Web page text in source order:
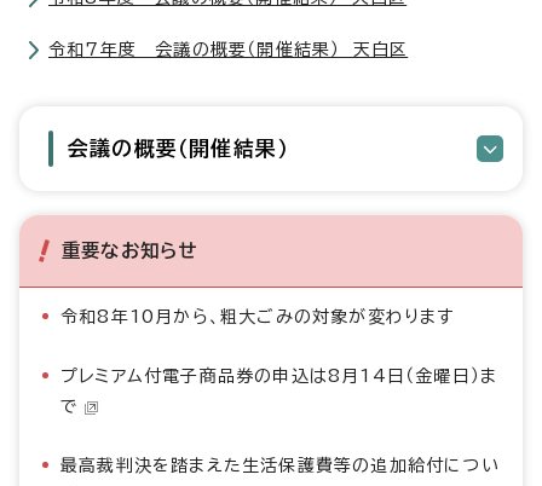
令和7年度 会議の概要（開催結果） 天白区
会議の概要（開催結果）
重要なお知らせ
令和8年10月から、粗大ごみの対象が変わります
プレミアム付電子商品券の申込は8月14日（金曜日）ま
で
最高裁判決を踏まえた生活保護費等の追加給付につい